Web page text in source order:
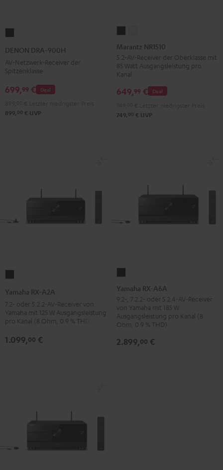
Schwarz
DENON DRA-900H
AV-Netzwerk-Receiver der
Spitzenklasse
Deal
699,99 €
899, 00 € UVP
NR1510
Schwarz
NR1510
Silber-
Gold
Marantz NR1510
5.2-AV-Receiver der Oberklasse mit
85 Watt Ausgangsleistung pro
Kanal
Deal
649,99 €
749, 00 € UVP
RX-
Schwarz
Yamaha RX-A2A
7.2- oder 5.2.2-AV-Receiver von
Yamaha mit 125 W Ausgangsleistung
pro Kanal (8 Ohm, 0.9 % THD)
1.099,00 €
RX-
A6A
Schwarz
Yamaha RX-A6A
9.2-, 7.2.2- oder 5.2.4-AV-Receiver
von Yamaha mit 185 W
Ausgangsleistung pro Kanal (8
Ohm, 0.9 % THD)
2.899,00 €